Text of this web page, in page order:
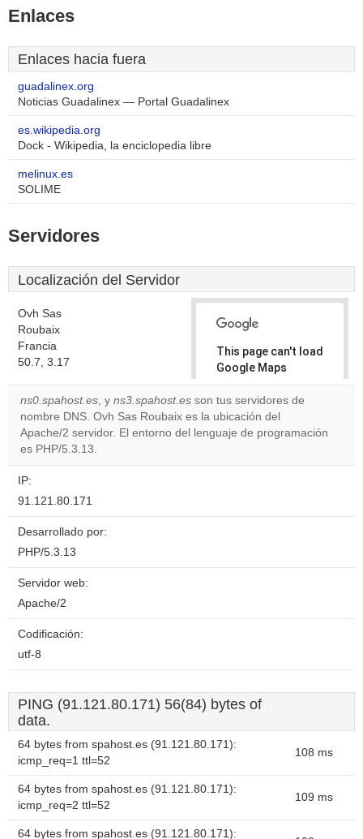
Enlaces
Enlaces hacia fuera
guadalinex.org
Noticias Guadalinex — Portal Guadalinex
es.wikipedia.org
Dock - Wikipedia, la enciclopedia libre
melinux.es
SOLIME
Servidores
Localización del Servidor
Ovh Sas
Roubaix
Francia
50.7, 3.17
This page can't load
Google Maps
correctly.
Do you
own this
OK
ns0.spahost.es, y ns3.spahost.es son tus servidores de
nombre DNS. Ovh Sas Roubaix es la ubicación del
Apache/2 servidor. El entorno del lenguaje de programación
es PHP/5.3.13.
IP:
91.121.80.171
Desarrollado por:
PHP/5.3.13
Servidor web:
Apache/2
Codificación:
utf-8
PING (91.121.80.171) 56(84) bytes of
data.
64 bytes from spahost.es (91.121.80.171):
icmp_req=1 ttl=52
108 ms
64 bytes from spahost.es (91.121.80.171):
icmp_req=2 ttl=52
109 ms
64 bytes from spahost.es (91.121.80.171):